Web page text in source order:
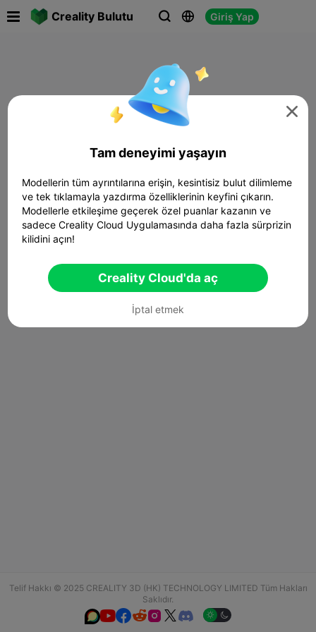
Creality Bulutu   Giriş Yap
Telif Hakkı © 2025 CREALITY 3D (HK) TECHNOLOGY LIMITED Tüm Hakları
Saklıdır.
  

Tam deneyimi yaşayın
Modellerin tüm ayrıntılarına erişin, kesintisiz bulut dilimleme
ve tek tıklamayla yazdırma özelliklerinin keyfini çıkarın.
Modellerle etkileşime geçerek özel puanlar kazanın ve
sadece Creality Cloud Uygulamasında daha fazla sürprizin
kilidini açın!
Creality Cloud'da aç
İptal etmek